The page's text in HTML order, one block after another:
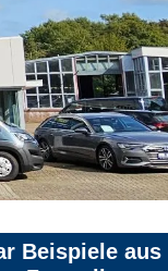
Beispiele aus